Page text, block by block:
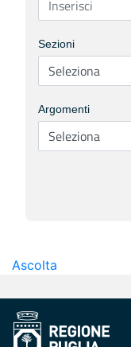
Sezioni
Argomenti
Ascolta